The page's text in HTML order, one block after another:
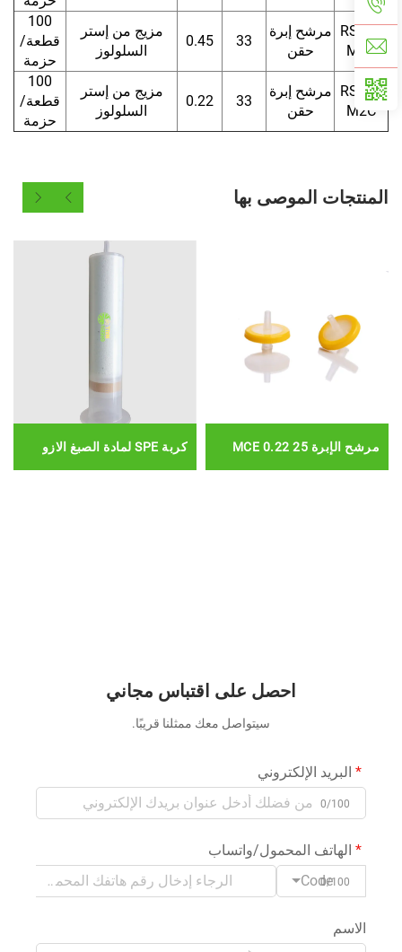
RSF33
M1C
مرشح إبرة
حقن
33
0.45
مزيج من إستر
السلولوز
100
قطعة/
حزمة
RSF33
M2C
مرشح إبرة
حقن
33
0.22
مزيج من إستر
السلولوز
100
قطعة/
حزمة
المنتجات الموصى بها
مرشح الإبرة 25 0.22 MCE كربة SPE لمادة الصبغ الازو
احصل على اقتباس مجاني
سيتواصل معك ممثلنا قريبًا.
البريد الإلكتروني
0/100
الهاتف المحمول/واتساب
Code0/100
الاسم